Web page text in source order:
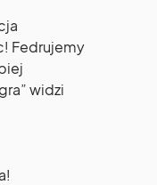
Fedrujemy
widzi